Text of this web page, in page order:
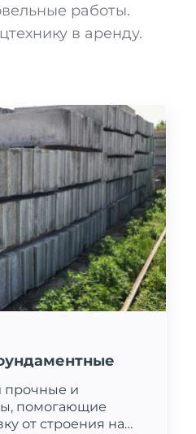
работы.
в аренду.
прочные и
помогающие
от строения на